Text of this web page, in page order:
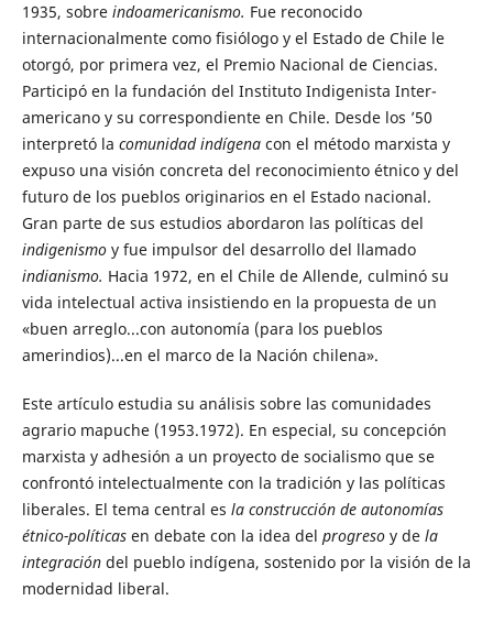
1935, sobre indoamericanismo. Fue reconocido
internacionalmente como fisiólogo y el Estado de Chile le
otorgó, por primera vez, el Premio Nacional de Ciencias.
Participó en la fundación del Instituto Indigenista Inter-
americano y su correspondiente en Chile. Desde los ’50
interpretó la comunidad indígenacon el método marxista y
expuso una visión concreta del reconocimiento étnico y del
futuro de los pueblos originarios en el Estado nacional.
Gran parte de sus estudios abordaron las políticas del
indigenismoy fue impulsor del desarrollo del llamado
indianismo. Hacia 1972, en el Chile de Allende, culminó su
vida intelectual activa insistiendo en la propuesta de un
«buen arreglo...con autonomía (para los pueblos
amerindios)...en el marco de la Nación chilena».
Este artículo estudia su análisis sobre las comunidades
agrario mapuche (1953.1972). En especial, su concepción
marxista y adhesión a un proyecto de socialismo que se
confrontó intelectualmente con la tradición y las políticas
liberales. El tema central es la construcción de autonomías
étnico-políticasen debate con la idea del progresoy de la
integracióndel pueblo indígena, sostenido por la visión de la
modernidad liberal.